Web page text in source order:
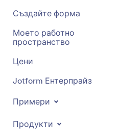
Създайте форма
Моето работно
пространство
Цени
Jotform Ентерпрайз
Примери
Продукти